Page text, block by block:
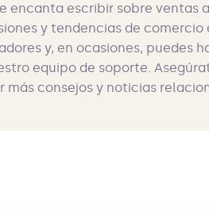
encanta escribir sobre ventas
y tendencias de
y, en ocasiones, puedes
equipo de soporte.
más consejos y noticias